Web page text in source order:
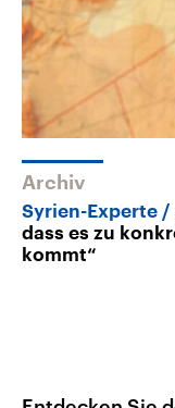
Archiv
Syrien-Experte
dass es zu
kommt“